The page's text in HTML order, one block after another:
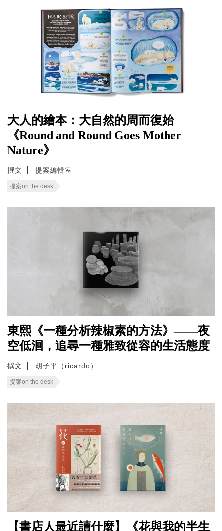
大人的繪本：大自然的周而復始
《Round and Round Goes Mother
Nature》
撰文 提案編輯室
提案on the desk
東熙《一種分析辣椒素的方法》——夜
空低洄，追尋一種雅致從容的生活態度
撰文 胡子平（ricardo）
提案on the desk
【書店人最近讀什麼】《花與我的半生